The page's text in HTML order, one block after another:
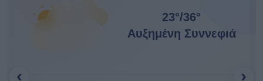
‹ ›
23°/36°
Αυξημένη Συννεφιά